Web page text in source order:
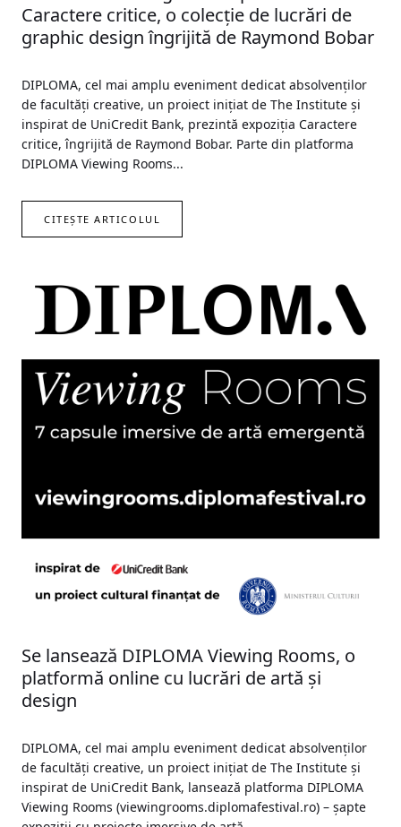
Caractere critice, o colecție de lucrări de
graphic design îngrijită de Raymond Bobar
DIPLOMA, cel mai amplu eveniment dedicat absolvenților
de facultăți creative, un proiect inițiat de The Institute și
inspirat de UniCredit Bank, prezintă expoziția Caractere
critice, îngrijită de Raymond Bobar. Parte din platforma
DIPLOMA Viewing Rooms...
CITEȘTE ARTICOLUL
Se lansează DIPLOMA Viewing Rooms, o
platformă online cu lucrări de artă și
design
DIPLOMA, cel mai amplu eveniment dedicat absolvenților
de facultăți creative, un proiect inițiat de The Institute și
inspirat de UniCredit Bank, lansează platforma DIPLOMA
Viewing Rooms (viewingrooms.diplomafestival.ro) – șapte